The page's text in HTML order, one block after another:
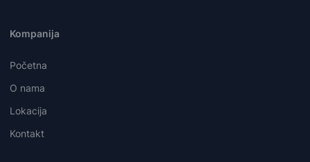
Kompanija
Početna
O nama
Lokacija
Kontakt